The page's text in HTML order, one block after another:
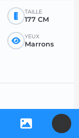
TAILLE
177 CM
YEUX
Marrons